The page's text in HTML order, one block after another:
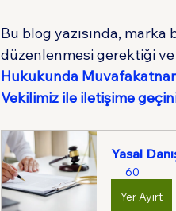
Bu blog yazısında,
düzenlenmesi gerektiği ve
Hukukunda
Vekilimiz ile iletişime
Yasal
60
Yer Ayırt